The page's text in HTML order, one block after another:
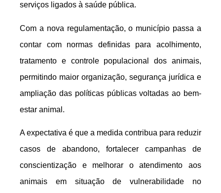
serviços ligados à saúde pública.
Com a nova regulamentação, o município passa a
contar com normas definidas para acolhimento,
tratamento e controle populacional dos animais,
permitindo maior organização, segurança jurídica e
ampliação das políticas públicas voltadas ao bem-
estar animal.
A expectativa é que a medida contribua para reduzir
casos de abandono, fortalecer campanhas de
conscientização e melhorar o atendimento aos
animais em situação de vulnerabilidade no